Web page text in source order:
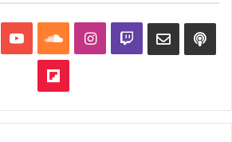
YouTubeSoundCloud
Instagram
Twitch
Flipboard